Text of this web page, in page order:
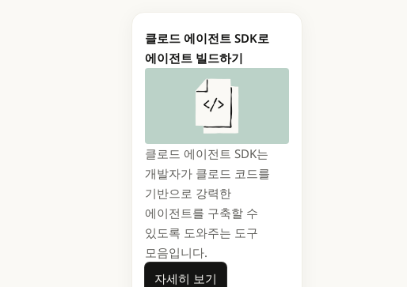
클로드 에이전트 SDK로
에이전트 빌드하기
클로드 에이전트 SDK는
개발자가 클로드 코드를
기반으로 강력한
에이전트를 구축할 수
있도록 도와주는 도구
모음입니다.
자세히 보기
자세히 보기